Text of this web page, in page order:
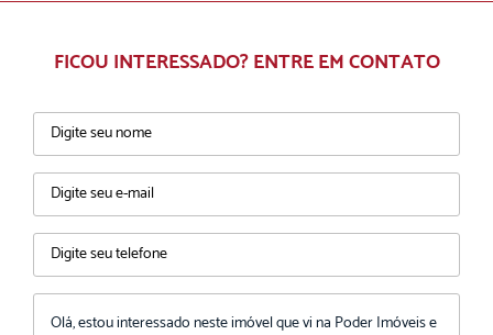
FICOU INTERESSADO? ENTRE EM CONTATO